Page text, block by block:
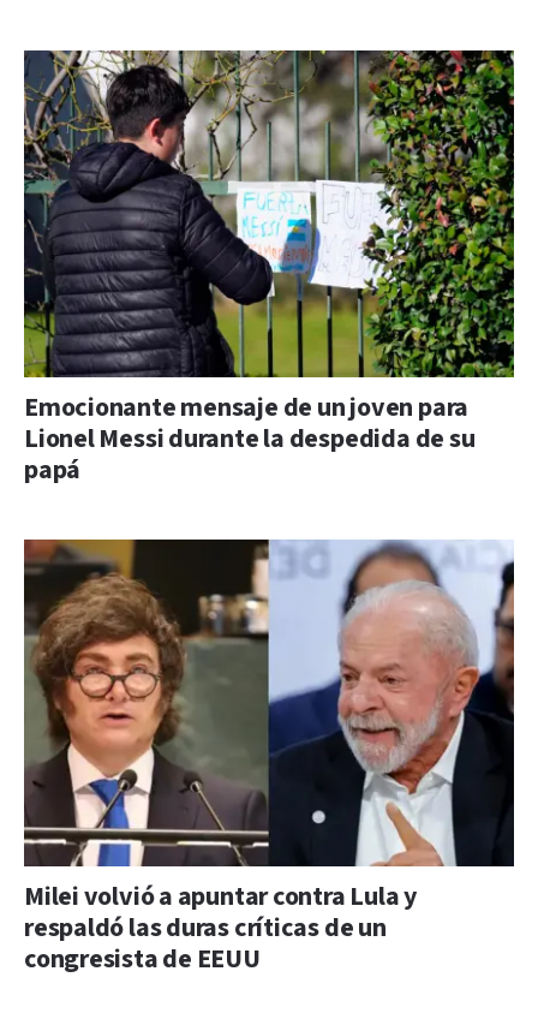
Emocionante mensaje de un joven para
Lionel Messi durante la despedida de su
papá
Milei volvió a apuntar contra Lula y
respaldó las duras críticas de un
congresista de EEUU